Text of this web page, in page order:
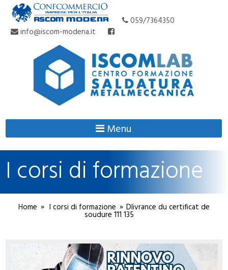
Menu
059/7364350
info@iscom-modena.it
I corsi di formazione
Home I corsi di formazione Dlivrance du certificat de
soudure 111 135